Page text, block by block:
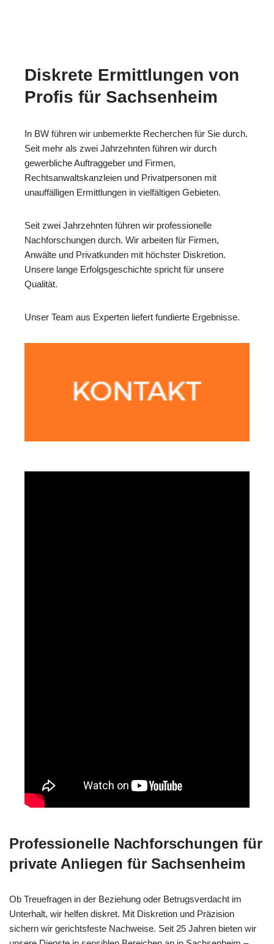
Diskrete Ermittlungen von
Profis für Sachsenheim
In BW führen wir unbemerkte Recherchen für Sie durch.
Seit mehr als zwei Jahrzehnten führen wir durch
gewerbliche Auftraggeber und Firmen,
Rechtsanwaltskanzleien und Privatpersonen mit
unauffälligen Ermittlungen in vielfältigen Gebieten.
Seit zwei Jahrzehnten führen wir professionelle
Nachforschungen durch. Wir arbeiten für Firmen,
Anwälte und Privatkunden mit höchster Diskretion.
Unsere lange Erfolgsgeschichte spricht für unsere
Qualität.
Unser Team aus Experten liefert fundierte Ergebnisse.
Professionelle Nachforschungen für
private Anliegen für Sachsenheim
Ob Treuefragen in der Beziehung oder Betrugsverdacht im
Unterhalt, wir helfen diskret. Mit Diskretion und Präzision
sichern wir gerichtsfeste Nachweise. Seit 25 Jahren bieten wir